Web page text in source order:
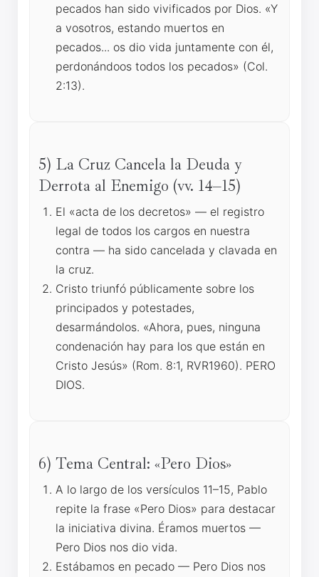
pecados han sido vivificados por Dios. «Y
a vosotros, estando muertos en
pecados... os dio vida juntamente con él,
perdonándoos todos los pecados» (Col.
2:13).
5) La Cruz Cancela la Deuda y
Derrota al Enemigo (vv. 14–15)
El «acta de los decretos» — el registro
legal de todos los cargos en nuestra
contra — ha sido cancelada y clavada en
la cruz.
Cristo triunfó públicamente sobre los
principados y potestades,
desarmándolos. «Ahora, pues, ninguna
condenación hay para los que están en
Cristo Jesús» (Rom. 8:1, RVR1960). PERO
DIOS.
6) Tema Central: «Pero Dios»
A lo largo de los versículos 11–15, Pablo
repite la frase «Pero Dios» para destacar
la iniciativa divina. Éramos muertos —
Pero Dios nos dio vida.
Estábamos en pecado — Pero Dios nos